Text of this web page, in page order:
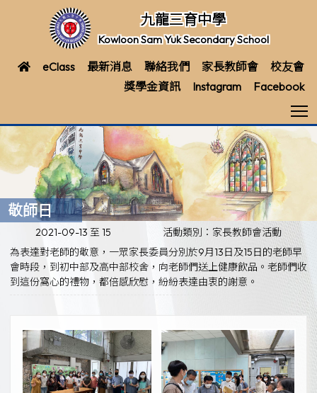
九龍三育中學
Kowloon Sam Yuk Secondary School
eClass 最新消息 聯絡我們 家長教師會
校友會
獎學金資訊
Instagram Facebook
敬師日
2021-09-13 至 15
活動類別：家長教師會活動
為表達對老師的敬意，一眾家長委員分別於9月13日及15日的老師早
會時段，到初中部及高中部校舍，向老師們送上健康飲品。老師們收
到這份窩心的禮物，都倍感欣慰，紛紛表達由衷的謝意。